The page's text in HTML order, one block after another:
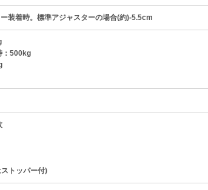
装着時。標準アジャスターの場合(約)-5.5cm
：500kg
トッパー付)